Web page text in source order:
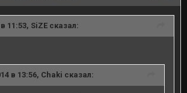
11:53, SiZE сказал:
в 13:56, Chaki сказал: